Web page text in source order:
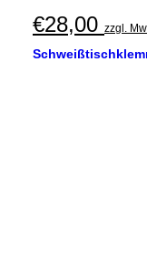
€28,00 zzgl.